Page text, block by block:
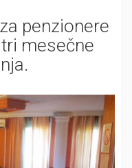
penzionere
mesečne